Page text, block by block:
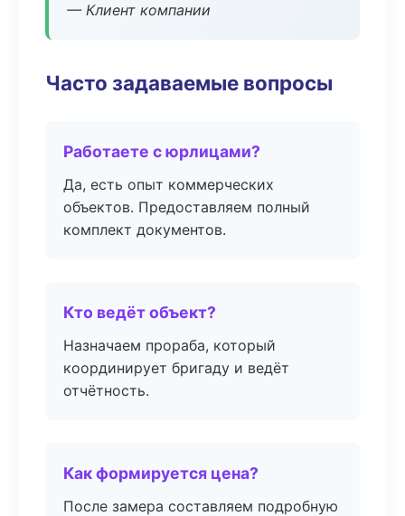
— Клиент компании
Часто задаваемые вопросы
Работаете с юрлицами?
Да, есть опыт коммерческих
объектов. Предоставляем полный
комплект документов.
Кто ведёт объект?
Назначаем прораба, который
координирует бригаду и ведёт
отчётность.
Как формируется цена?
После замера составляем подробную